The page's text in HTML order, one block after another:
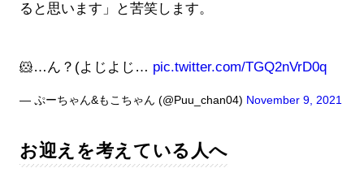
ると思います」と苦笑します。
🐹…ん？(よじよじ… pic.twitter.com/TGQ2nVrD0q
— ぷーちゃん&もこちゃん (@Puu_chan04) November 9, 2021
お迎えを考えている人へ